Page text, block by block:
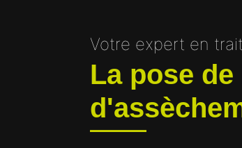
Votre expert en
La pose